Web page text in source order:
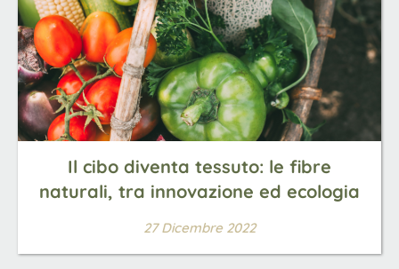
Il cibo diventa tessuto: le fibre
naturali, tra innovazione ed ecologia
27 Dicembre 2022